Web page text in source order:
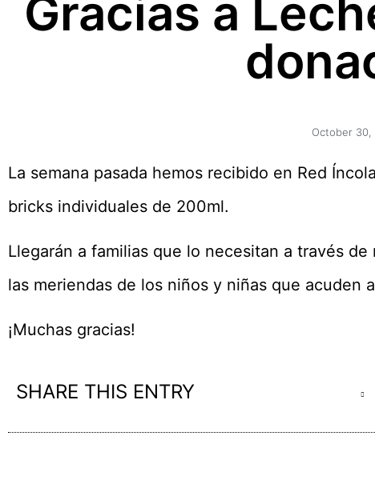
Gracias a
October 30,
La semana pasada hemos recibido en Red
bricks individuales de 200ml.
Llegarán a familias que lo necesitan a través
las meriendas de los niños y niñas que acuden
¡Muchas gracias!
SHARE THIS ENTRY